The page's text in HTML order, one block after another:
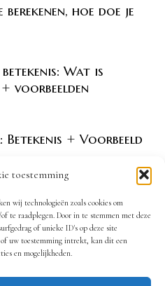
toestemming
wij technologieën zoals cookies om
te raadplegen. Door in te stemmen met deze
of unieke ID's op deze site
uw toestemming intrekt, kan dit een
en mogelijkheden.
hoe doe je
Wat is
voorbeelden
Betekenis + Voorbeeld